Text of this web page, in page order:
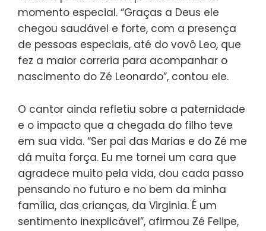
momento especial. “Graças a Deus ele
chegou saudável e forte, com a presença
de pessoas especiais, até do vovô Leo, que
fez a maior correria para acompanhar o
nascimento do Zé Leonardo”, contou ele.
O cantor ainda refletiu sobre a paternidade
e o impacto que a chegada do filho teve
em sua vida. “Ser pai das Marias e do Zé me
dá muita força. Eu me tornei um cara que
agradece muito pela vida, dou cada passo
pensando no futuro e no bem da minha
família, das crianças, da Virginia. É um
sentimento inexplicável”, afirmou Zé Felipe,